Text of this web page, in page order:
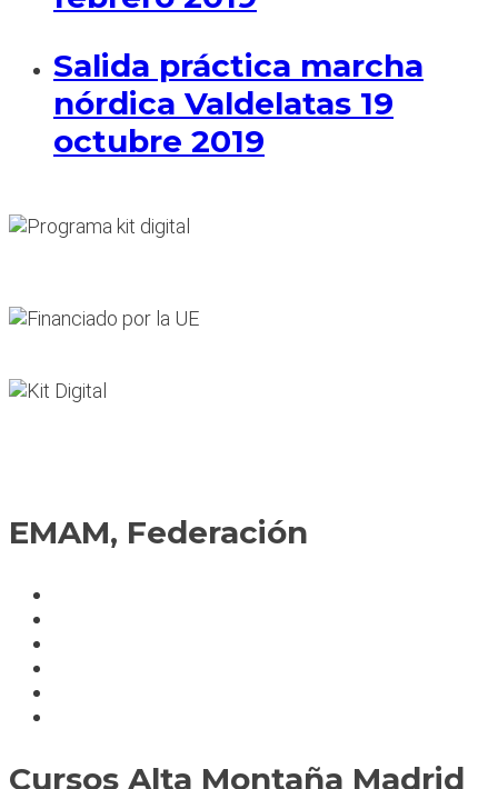
Salida práctica marcha
nórdica Valdelatas 19
octubre 2019
EMAM, Federación
Cursos Alta Montaña Madrid